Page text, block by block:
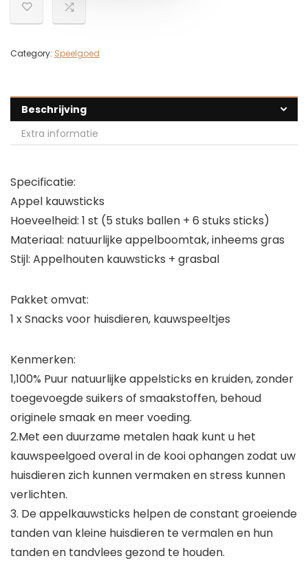
Category: Speelgoed
Beschrijving
Extra informatie
Specificatie:
Appel kauwsticks
Hoeveelheid: 1 st (5 stuks ballen + 6 stuks sticks)
Materiaal: natuurlijke appelboomtak, inheems gras
Stijl: Appelhouten kauwsticks + grasbal
Pakket omvat:
1 x Snacks voor huisdieren, kauwspeeltjes
Kenmerken:
1,100% Puur natuurlijke appelsticks en kruiden, zonder
toegevoegde suikers of smaakstoffen, behoud
originele smaak en meer voeding.
2.Met een duurzame metalen haak kunt u het
kauwspeelgoed overal in de kooi ophangen zodat uw
huisdieren zich kunnen vermaken en stress kunnen
verlichten.
3. De appelkauwsticks helpen de constant groeiende
tanden van kleine huisdieren te vermalen en hun
tanden en tandvlees gezond te houden.